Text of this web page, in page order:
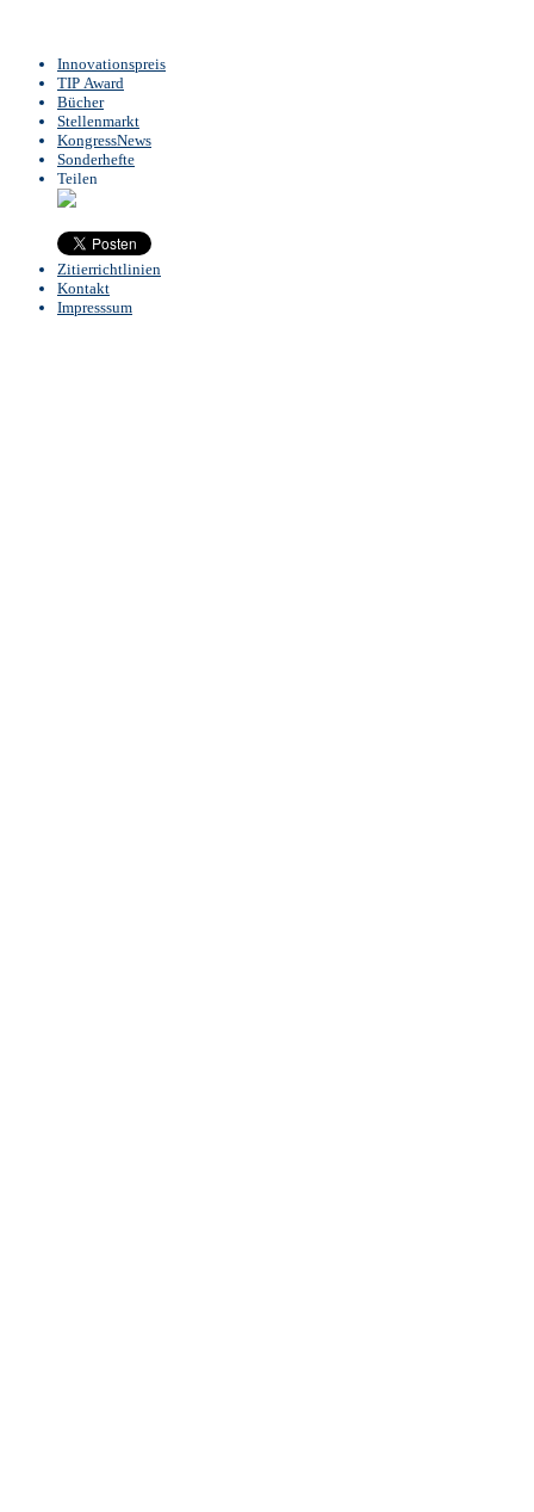
Innovationspreis
TIP Award
Bücher
Stellenmarkt
KongressNews
Sonderhefte
Teilen
Zitierrichtlinien
Kontakt
Impresssum